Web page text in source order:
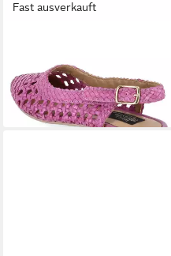
Fast ausverkauft
Damen Leder pink Slipper
89,99 €